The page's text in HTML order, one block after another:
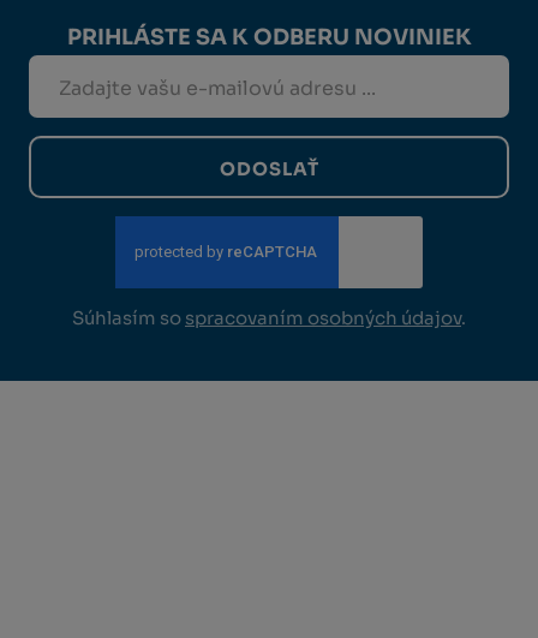
PRIHLÁSTE SA K ODBERU NOVINIEK
ODOSLAŤ
Súhlasím so spracovaním osobných údajov.